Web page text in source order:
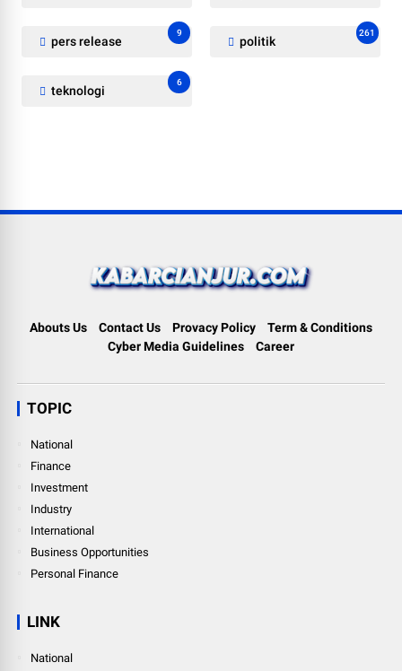
pers release
9
politik
261
teknologi
6
Abouts Us Contact Us Provacy Policy
Term & Conditions
Cyber Media Guidelines
Career
TOPIC
National
Finance
Investment
Industry
International
Business Opportunities
Personal Finance
LINK
National